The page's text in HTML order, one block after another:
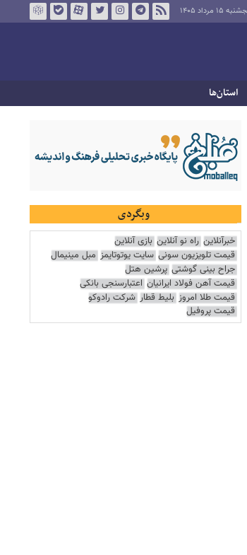
۱۵ مرداد ۱۴۰۵
استان‌ها
وبگردی
خبرآنلاین راه نو آنلاین بازی آنلاین
قیمت تلویزیون سونی سایت یوتوتایمز مبل مینیمال
جراح بینی گوشتی پرشین هتل
قیمت آهن فولاد ایرانیان اعتبارسنجی بانکی
قیمت طلا امروز بلیط قطار شرکت رادوکو
قیمت پروفیل